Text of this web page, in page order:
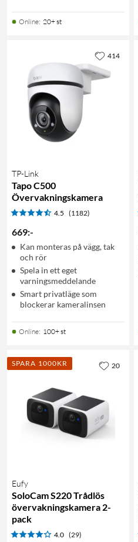
Online: 20+ st
TP-Link
Tapo C500
Övervakningskamera
4.5 (1182)
669:-
Kan monteras på vägg, tak
och rör
Spela in ett eget
varningsmeddelande
Smart privatläge som
blockerar kameralinsen
Online: 100+ st
414
SPARA 1000KR
Eufy
SoloCam S220 Trådlös
övervakningskamera 2-
pack
4.0 (29)
20